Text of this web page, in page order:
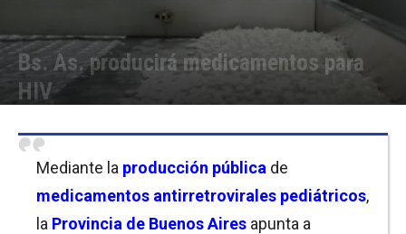
Bs. As. producirá medicamentos para
HIV
Mediante la producción pública de
medicamentos antirretrovirales pediátricos,
la Provincia de Buenos Aires apunta a